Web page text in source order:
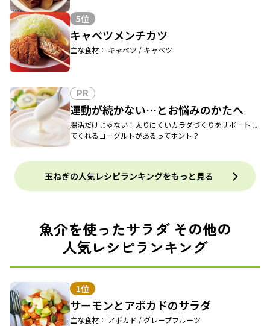
5位
キャベツメンチカツ
主な食材： キャベツ / キャベツ
PR
運動が続かない…とお悩みのかたへ
腸活だけじゃない！太りにくいカラダづくりをサポートし
てくれるヨーグルトがあるってホント？
玉ねぎの人気レシピランキングをもっと見る
魚介を使ったサラダ その他の
人気レシピランキング
1位
サーモンとアボカドのサラダ
主な食材： アボカド / グレープフルーツ